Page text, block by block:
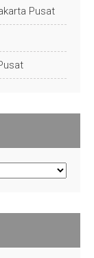
Pusat